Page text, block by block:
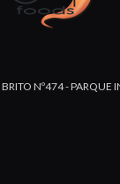
Nº474 - PARQUE